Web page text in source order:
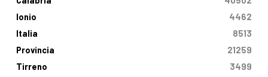
Ionio
4462
Italia
8513
Provincia
21259
Tirreno
3499